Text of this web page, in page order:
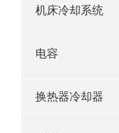
机床冷却系统
电容
换热器冷却器